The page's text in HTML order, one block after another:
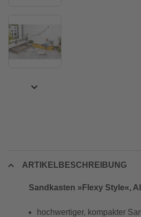
ARTIKELBESCHREIBUNG
Sandkasten »Flexy Style«,
hochwertiger, kompakter